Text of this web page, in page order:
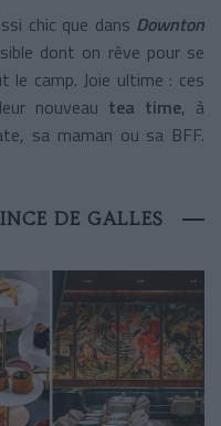
chic que dans Downton
dont on rêve pour se
camp. Joie ultime : ces
nouveau tea time, à
sa maman ou sa BFF.
DE GALLES